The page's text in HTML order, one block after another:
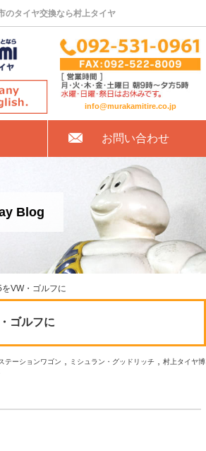
のタイヤ交換なら村上タイヤ
info@murakamitire.co.jp
お問い合わせ
Blog
VW・ゴルフに
ゴルフに
テーションワゴン ミシュラン・グッドリッチ,
村上タイヤ博